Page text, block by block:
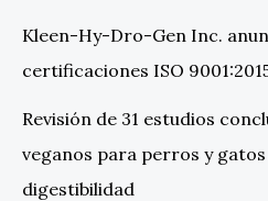
Kleen-Hy-Dro-Gen Inc.
certificaciones ISO
Revisión de 31 estudios
veganos para perros y
digestibilidad